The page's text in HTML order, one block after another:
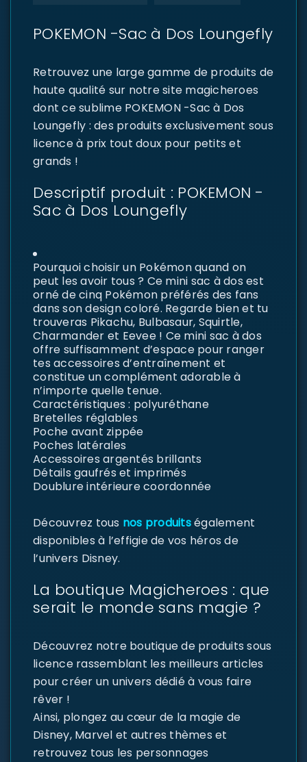
POKEMON -Sac à Dos Loungefly
Retrouvez une large gamme de produits de
haute qualité sur notre site magicheroes
dont ce sublime POKEMON -Sac à Dos
Loungefly : des produits exclusivement sous
licence à prix tout doux pour petits et
grands !
Descriptif produit : POKEMON -
Sac à Dos Loungefly
Pourquoi choisir un Pokémon quand on
peut les avoir tous ? Ce mini sac à dos est
orné de cinq Pokémon préférés des fans
dans son design coloré. Regarde bien et tu
trouveras Pikachu, Bulbasaur, Squirtle,
Charmander et Eevee ! Ce mini sac à dos
offre suffisamment d’espace pour ranger
tes accessoires d’entraînement et
constitue un complément adorable à
n’importe quelle tenue.
Caractéristiques : polyuréthane
Bretelles réglables
Poche avant zippée
Poches latérales
Accessoires argentés brillants
Détails gaufrés et imprimés
Doublure intérieure coordonnée
Découvrez tous nos produitségalement
disponibles à l’effigie de vos héros de
l’univers Disney.
La boutique Magicheroes : que
serait le monde sans magie ?
Découvrez notre boutique de produits sous
licence rassemblant les meilleurs articles
pour créer un univers dédié à vous faire
rêver !
Ainsi, plongez au cœur de la magie de
Disney, Marvel et autres thèmes et
retrouvez tous les personnages